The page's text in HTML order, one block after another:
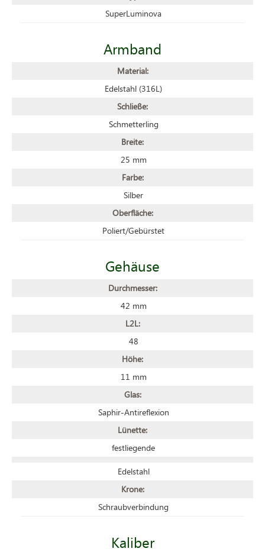
SuperLuminova
Armband
Material:
Edelstahl (316L)
Schließe:
Schmetterling
Breite:
25 mm
Farbe:
Silber
Oberfläche:
Poliert/Gebürstet
Gehäuse
Durchmesser:
42 mm
L2L:
48
Höhe:
11 mm
Glas:
Saphir-Antireflexion
Lünette:
festliegende
Edelstahl
Krone:
Schraubverbindung
Kaliber